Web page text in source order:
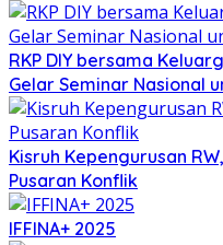
RKP DIY bersama
Gelar Seminar Nasional
Kisruh Kepengurusan
Pusaran Konflik
IFFINA+ 2025